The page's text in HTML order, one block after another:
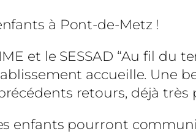
à Pont-de-Metz !
et le SESSAD “Au fil
accueille. Une
retours, déjà très
enfants pourront